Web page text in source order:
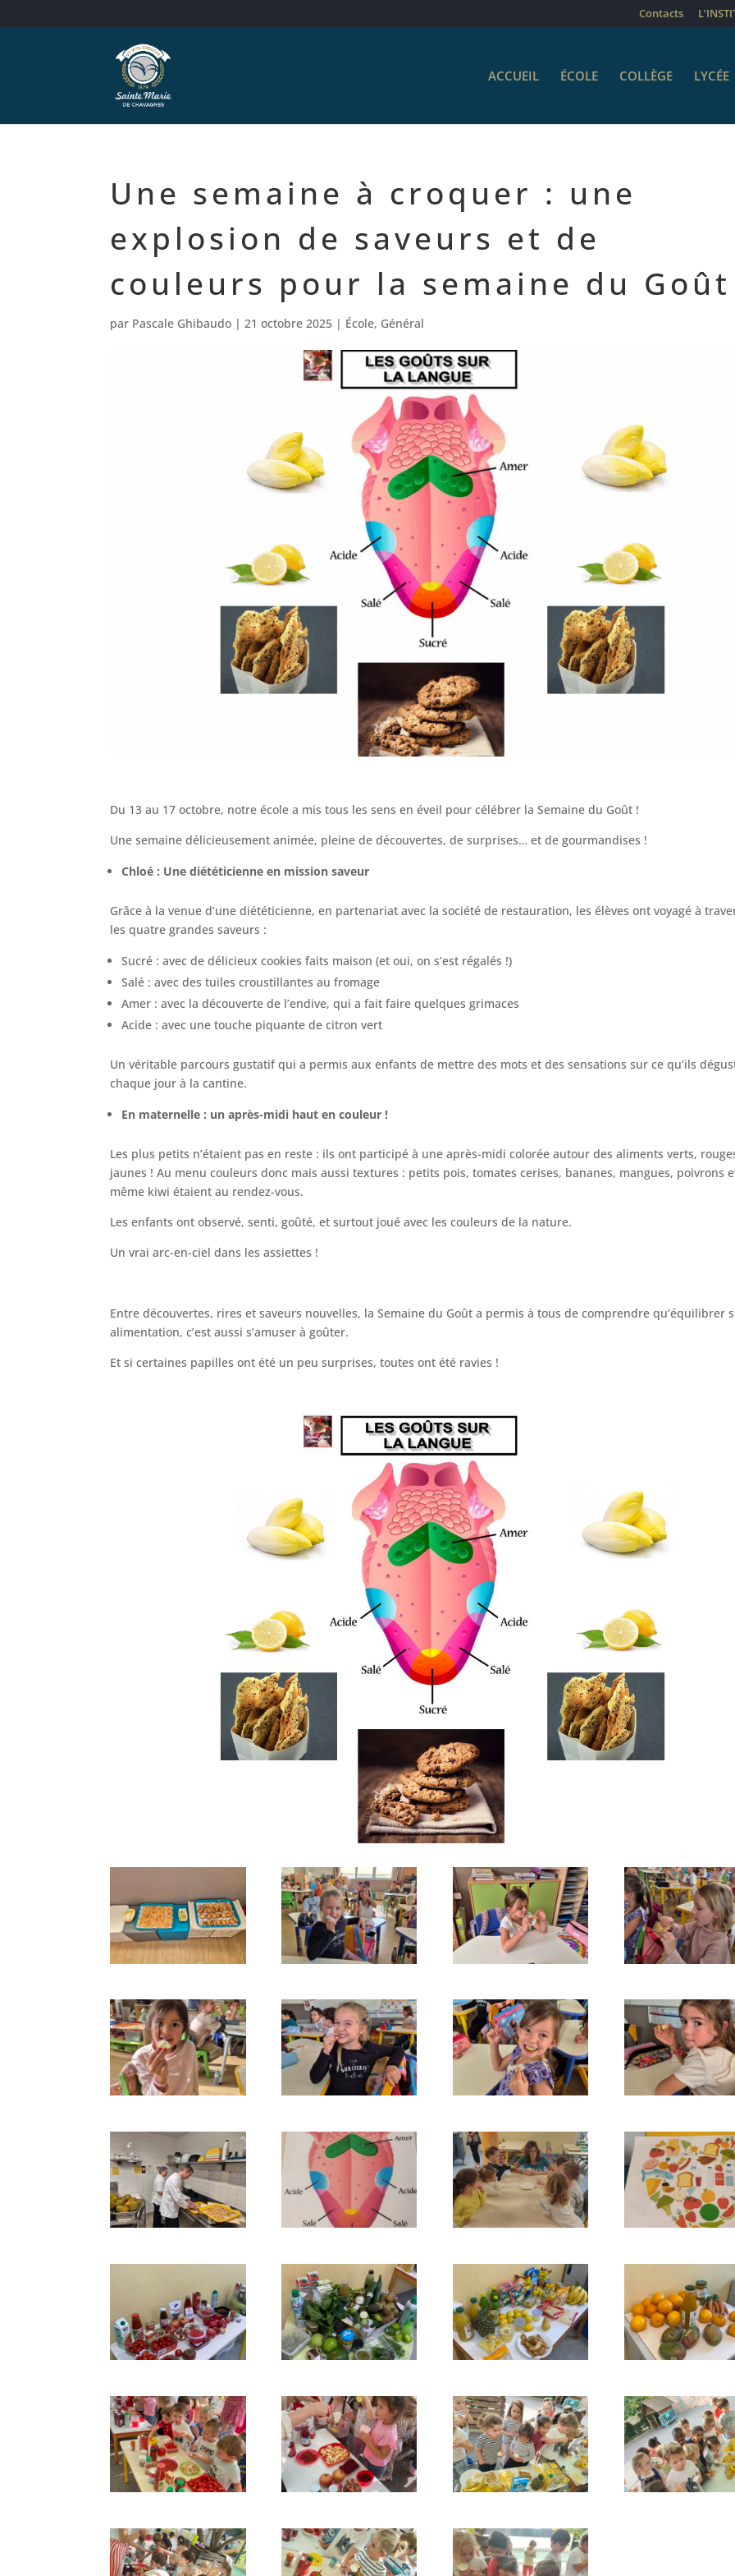
Contacts
ACCUEIL ÉCOLE COLLÈGE LYCÉE
Une semaine à croquer : une
explosion de saveurs et de
couleurs pour la semaine du Goût
par Pascale Ghibaudo |21 octobre 2025 | École, Général
Du 13 au 17 octobre, notre école a mis tous les sens en éveil pour célébrer la Semaine du Goût !
Une semaine délicieusement animée, pleine de découvertes, de surprises… et de gourmandises !
Chloé : Une diététicienne en mission saveur
Grâce à la venue d’une diététicienne, en partenariat avec la société de restauration, les élèves ont voyagé à
les quatre grandes saveurs :
Sucré : avec de délicieux cookies faits maison (et oui, on s’est régalés !)
Salé : avec des tuiles croustillantes au fromage
Amer : avec la découverte de l’endive, qui a fait faire quelques grimaces
Acide : avec une touche piquante de citron vert
Un véritable parcours gustatif qui a permis aux enfants de mettre des mots et des sensations sur ce qu’ils
chaque jour à la cantine.
En maternelle : un après-midi haut en couleur !
Les plus petits n’étaient pas en reste : ils ont participé à une après-midi colorée autour des aliments verts,
jaunes ! Au menu couleurs donc mais aussi textures : petits pois, tomates cerises, bananes, mangues, poivrons
même kiwi étaient au rendez-vous.
Les enfants ont observé, senti, goûté, et surtout joué avec les couleurs de la nature.
Un vrai arc-en-ciel dans les assiettes !
Entre découvertes, rires et saveurs nouvelles, la Semaine du Goût a permis à tous de comprendre qu’équilibrer
alimentation, c’est aussi s’amuser à goûter.
Et si certaines papilles ont été un peu surprises, toutes ont été ravies !